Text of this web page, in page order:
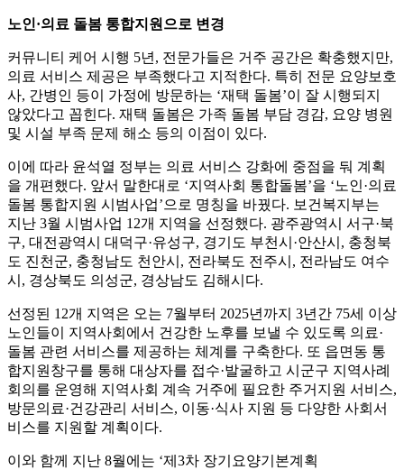
노인·의료 돌봄 통합지원으로 변경
커뮤니티 케어 시행 5년, 전문가들은 거주 공간은 확충했지만,
의료 서비스 제공은 부족했다고 지적한다. 특히 전문 요양보호
사, 간병인 등이 가정에 방문하는 ‘재택 돌봄’이 잘 시행되지
않았다고 꼽힌다. 재택 돌봄은 가족 돌봄 부담 경감, 요양 병원
및 시설 부족 문제 해소 등의 이점이 있다.
이에 따라 윤석열 정부는 의료 서비스 강화에 중점을 둬 계획
을 개편했다. 앞서 말한대로 ‘지역사회 통합돌봄’을 ‘노인·의료
돌봄 통합지원 시범사업’으로 명칭을 바꿨다. 보건복지부는
지난 3월 시범사업 12개 지역을 선정했다. 광주광역시 서구·북
구, 대전광역시 대덕구·유성구, 경기도 부천시·안산시, 충청북
도 진천군, 충청남도 천안시, 전라북도 전주시, 전라남도 여수
시, 경상북도 의성군, 경상남도 김해시다.
선정된 12개 지역은 오는 7월부터 2025년까지 3년간 75세 이상
노인들이 지역사회에서 건강한 노후를 보낼 수 있도록 의료·
돌봄 관련 서비스를 제공하는 체계를 구축한다. 또 읍면동 통
합지원창구를 통해 대상자를 접수·발굴하고 시군구 지역사례
회의를 운영해 지역사회 계속 거주에 필요한 주거지원 서비스,
방문의료·건강관리 서비스, 이동·식사 지원 등 다양한 사회서
비스를 지원할 계획이다.
이와 함께 지난 8월에는 ‘제3차 장기요양기본계획